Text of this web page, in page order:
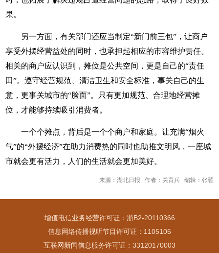
果。
另一方面，有关部门还应当制定“新门前三包”，让商户
享受外摆经营益处的同时，也承担起相应的市容维护责任。
相关的商户应认识到，摊位是公共空间，更是自己的“责任
田”。遵守经营规范、清洁卫生和安全标准，事关自己的生
意，更事关城市的“脸面”。只有更加规范、合理地经营摊
位，才能够持续吸引消费者。
一个个摊点，背后是一个个商户和家庭。让充满“烟火
气”的“外摆经济”在助力消费热的同时也助推文明风，一座城
市就会更有活力，人们的生活就会更加美好。
来源：湖北日报 作者：关育兵 编辑：张翟
增值电信业务经营许可证：浙B2-20110366
信息网络传播视听节目许可证：1105105
互联网新闻信息服务许可证：33120170003